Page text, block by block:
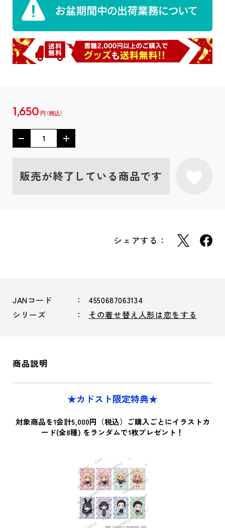
1,650 円
販売が終了している商品です
シェアする：
JANコード
4550687063134
シリーズ
その着せ替え人形は恋をする
商品説明
★カドスト限定特典★
対象商品を1会計5,000円（税込）ご購入ごとにイラストカ
ード(全8種) をランダムで1枚プレゼント！